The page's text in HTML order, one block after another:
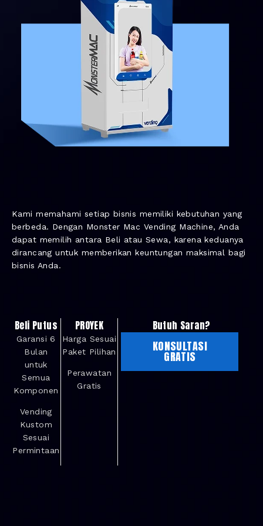
Kami memahami setiap bisnis memiliki kebutuhan yang
berbeda. Dengan Monster Mac Vending Machine, Anda
dapat memilih antara Beli atau Sewa, karena keduanya
dirancang untuk memberikan keuntungan maksimal bagi
bisnis Anda.
Beli Putus
Garansi 6
Bulan
untuk
Semua
Komponen
Vending
Kustom
Sesuai
Permintaan
PROYEK
Harga Sesuai
Paket Pilihan
Perawatan
Gratis
Butuh Saran?
KONSULTASI
GRATIS